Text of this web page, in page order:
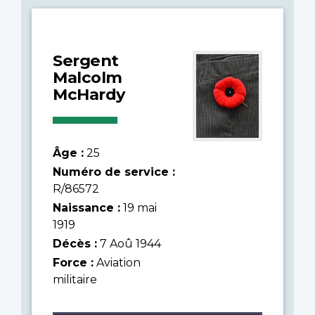
Sergent
Malcolm
McHardy
Âge : 25
Numéro de service :
R/86572
Naissance : 19 mai
1919
Décès : 7 Aoû 1944
Force : Aviation
militaire